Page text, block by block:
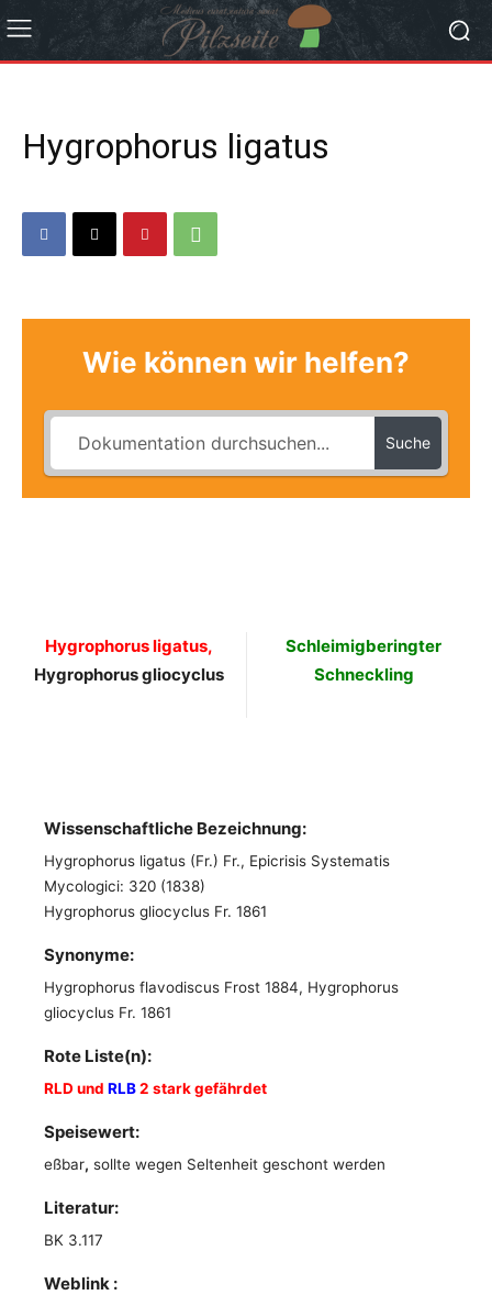
Hygrophorus ligatus
Wie können wir helfen?
Suche
Hygrophorus ligatus,
Hygrophorus gliocyclus
Schleimigberingter
Schneckling
Wissenschaftliche Bezeichnung:
Hygrophorus ligatus (Fr.) Fr., Epicrisis Systematis
Mycologici: 320 (1838)
Hygrophorus gliocyclus Fr. 1861
Synonyme:
Hygrophorus flavodiscus Frost 1884, Hygrophorus
gliocyclus Fr. 1861
Rote Liste(n):
RLD und RLB2 stark gefährdet
Speisewert:
eßbar, sollte wegen Seltenheit geschont werden
Literatur:
BK 3.117
Weblink :